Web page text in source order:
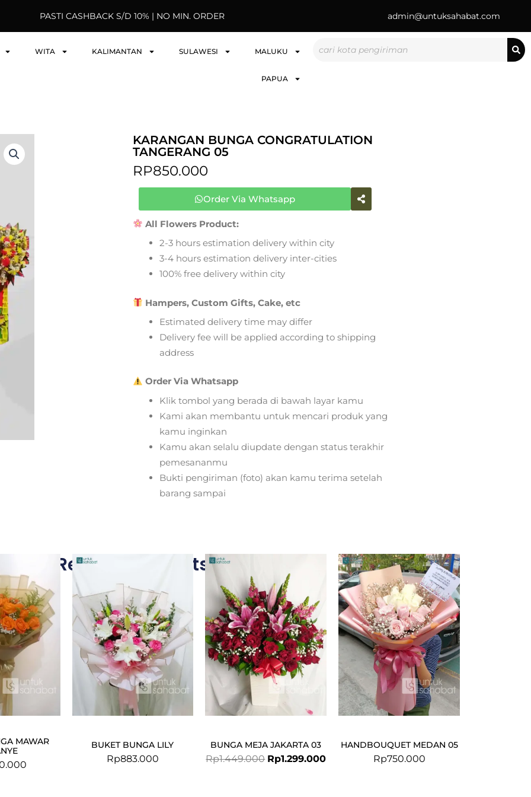
PASTI CASHBACK S/D 10% | NO MIN. ORDER admin@untuksahabat.com
WITA KALIMANTAN SULAWESI MALUKU
PAPUA
KARANGAN BUNGA CONGRATULATION
TANGERANG 05
RP850.000
Order Via Whatsapp
All Flowers Product:
2-3 hours estimation delivery within city
3-4 hours estimation delivery inter-cities
100% free delivery within city
Hampers, Custom Gifts, Cake, etc
Estimated delivery time may differ
Delivery fee will be applied according to shipping
address
Order Via Whatsapp
Klik tombol yang berada di bawah layar kamu
Kami akan membantu untuk mencari produk yang
kamu inginkan
Kamu akan selalu diupdate dengan status terakhir
pemesananmu
Bukti pengiriman (foto) akan kamu terima setelah
barang sampai
Related Products
MAWAR
BUKET BUNGA LILY
Rp883.000
BUNGA MEJA JAKARTA 03
Rp1.449.000
price
was:
Rp1.449.000.
Rp1.299.000
Current
price
Rp1.299.000.
HANDBOUQUET MEDAN 05
Rp750.000